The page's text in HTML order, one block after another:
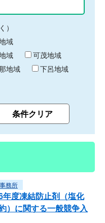
）
域
域
可茂地域
地域
下呂地域
務所
度凍結防止剤（塩化
）に関する一般競争入